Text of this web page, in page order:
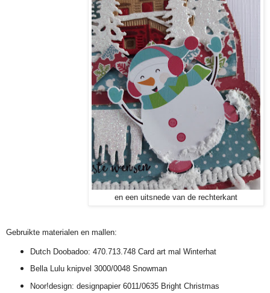
en een uitsnede van de rechterkant
Gebruikte materialen en mallen:
Dutch Doobadoo: 470.713.748 Card art mal Winterhat
Bella Lulu knipvel 3000/0048 Snowman
Noor!design: designpapier 6011/0635 Bright Christmas